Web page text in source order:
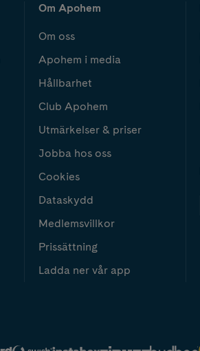
Om Apohem
Om oss
Apohem i media
Hållbarhet
Club Apohem
Utmärkelser & priser
Jobba hos oss
Cookies
Dataskydd
Medlemsvillkor
Prissättning
Ladda ner vår app